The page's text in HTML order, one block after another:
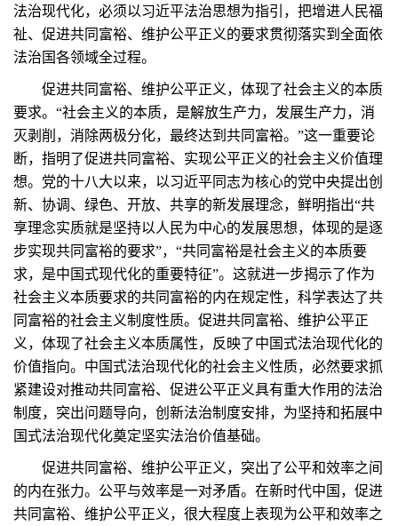
法治现代化，必须以习近平法治思想为指引，把增进人民福
祉、促进共同富裕、维护公平正义的要求贯彻落实到全面依
法治国各领域全过程。
促进共同富裕、维护公平正义，体现了社会主义的本质
要求。“社会主义的本质，是解放生产力，发展生产力，消
灭剥削，消除两极分化，最终达到共同富裕。”这一重要论
断，指明了促进共同富裕、实现公平正义的社会主义价值理
想。党的十八大以来，以习近平同志为核心的党中央提出创
新、协调、绿色、开放、共享的新发展理念，鲜明指出“共
享理念实质就是坚持以人民为中心的发展思想，体现的是逐
步实现共同富裕的要求”，“共同富裕是社会主义的本质要
求，是中国式现代化的重要特征”。这就进一步揭示了作为
社会主义本质要求的共同富裕的内在规定性，科学表达了共
同富裕的社会主义制度性质。促进共同富裕、维护公平正
义，体现了社会主义本质属性，反映了中国式法治现代化的
价值指向。中国式法治现代化的社会主义性质，必然要求抓
紧建设对推动共同富裕、促进公平正义具有重大作用的法治
制度，突出问题导向，创新法治制度安排，为坚持和拓展中
国式法治现代化奠定坚实法治价值基础。
促进共同富裕、维护公平正义，突出了公平和效率之间
的内在张力。公平与效率是一对矛盾。在新时代中国，促进
共同富裕、维护公平正义，很大程度上表现为公平和效率之